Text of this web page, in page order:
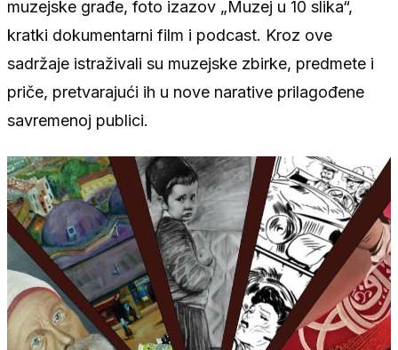
muzejske građe, foto izazov „Muzej u 10 slika“,
kratki dokumentarni film i podcast. Kroz ove
sadržaje istraživali su muzejske zbirke, predmete i
priče, pretvarajući ih u nove narative prilagođene
savremenoj publici.